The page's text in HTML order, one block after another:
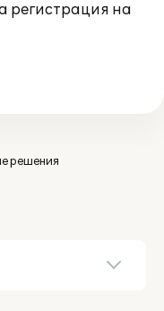
регистрация на
решения